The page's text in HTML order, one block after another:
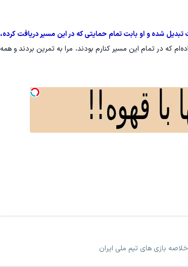
شده و او بابت تمام حمایتی که در این مسیر دریافت کرده،
که در تمام این مسیر کنارم بودند، مرا به تمرین بردند و همه
بازی های تیم ملی ایران